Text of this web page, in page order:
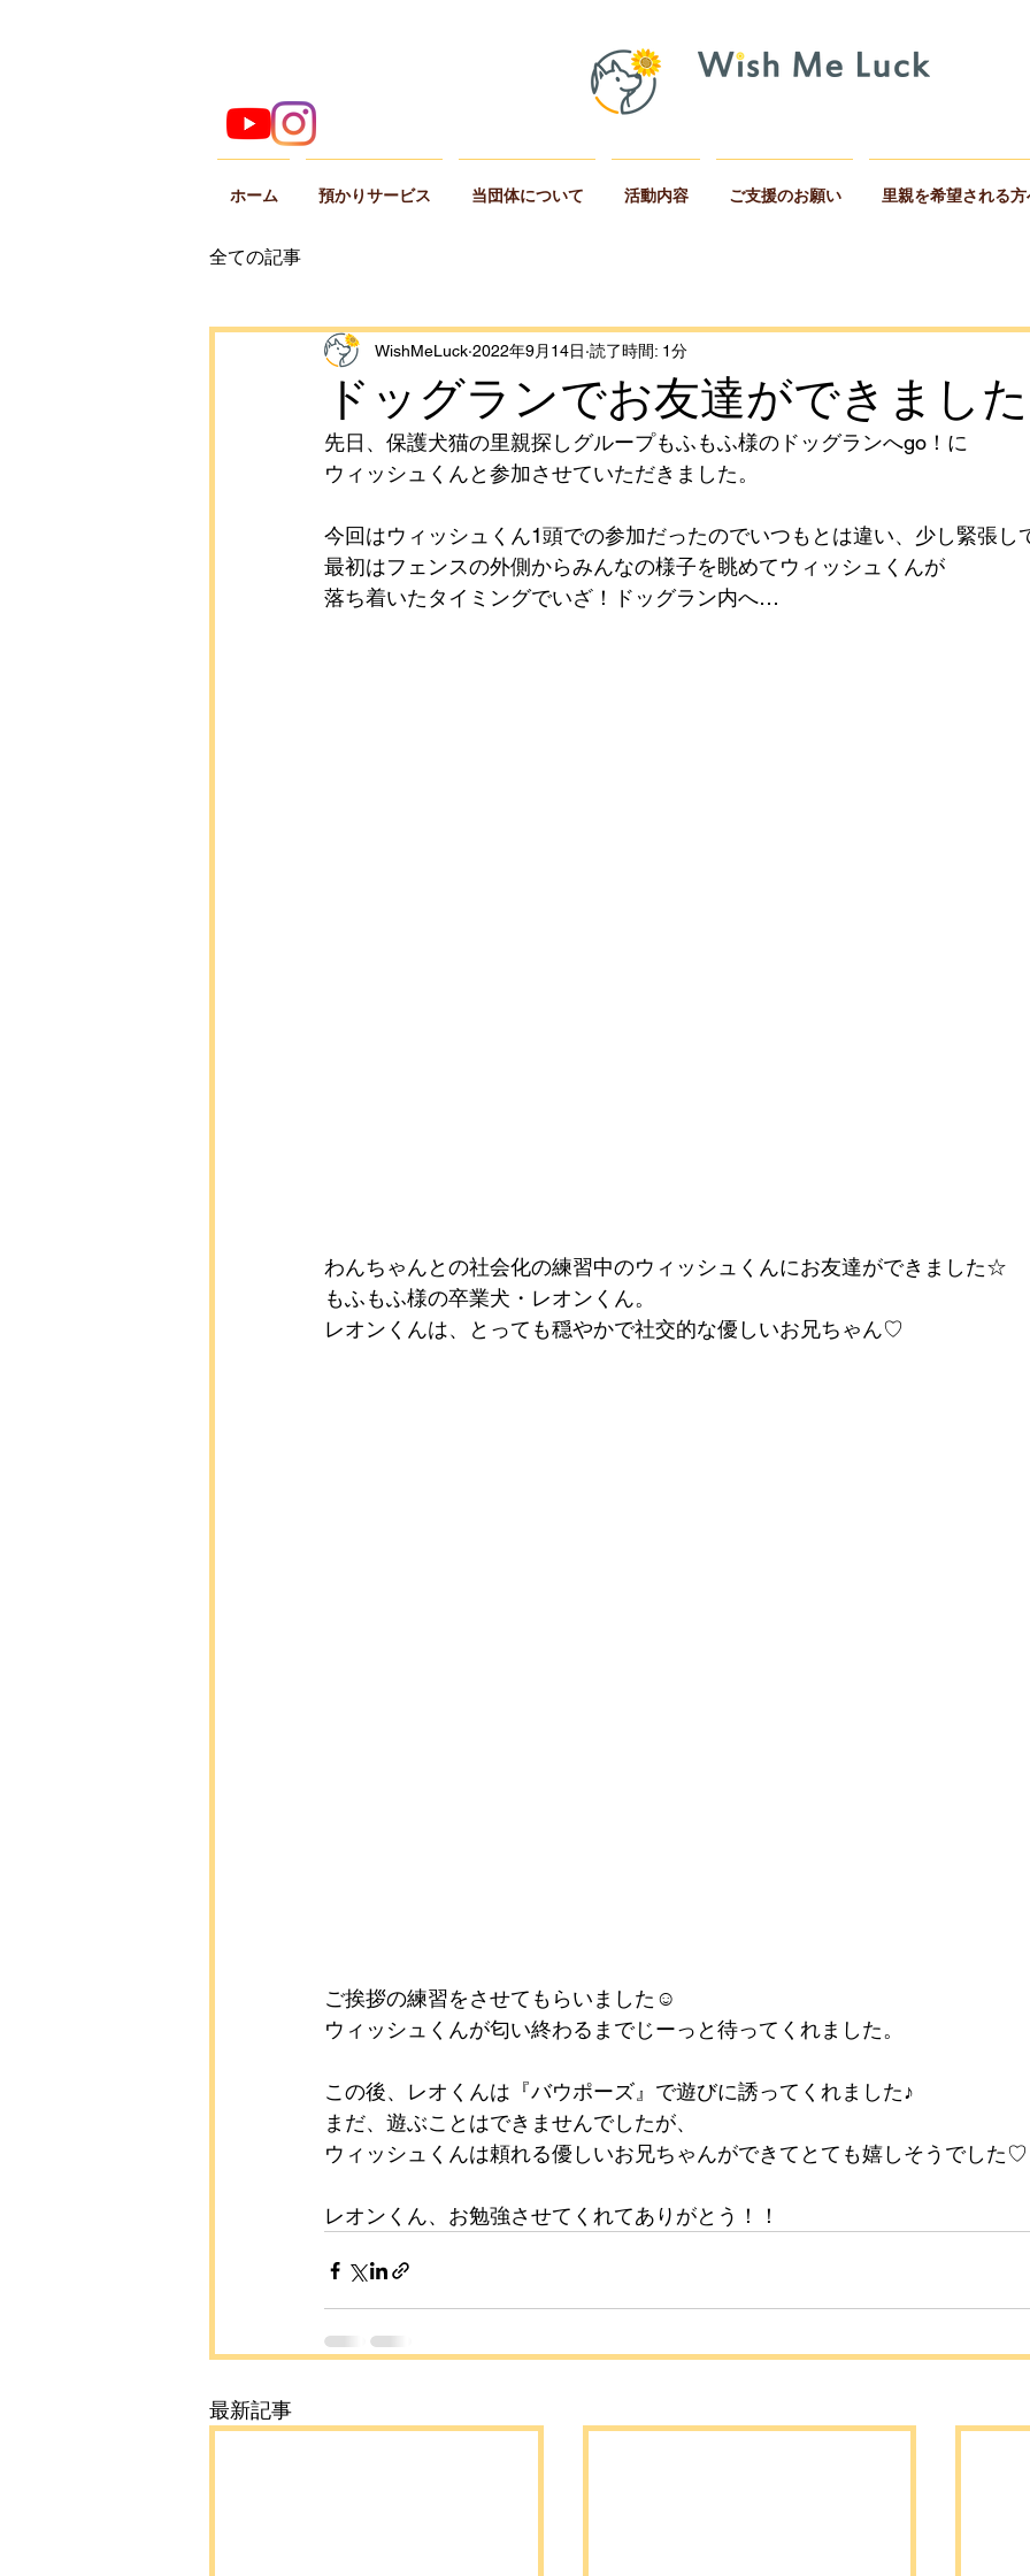
ホーム 預かりサービス 当団体について 活動内容 ご支援のお願い 里親を希望される方
全ての記事
ドッグランでお友達ができました
WishMeLuck 2022年9月14日 読了時間: 1分
先日、保護犬猫の里親探しグループもふもふ様のドッグランへgo！に
ウィッシュくんと参加させていただきました。
今回はウィッシュくん1頭での参加だったのでいつもとは違い、少し緊張し
最初はフェンスの外側からみんなの様子を眺めてウィッシュくんが
落ち着いたタイミングでいざ！ドッグラン内へ…
わんちゃんとの社会化の練習中のウィッシュくんにお友達ができました☆
もふもふ様の卒業犬・レオンくん。
レオンくんは、とっても穏やかで社交的な優しいお兄ちゃん♡
ご挨拶の練習をさせてもらいました☺
ウィッシュくんが匂い終わるまでじーっと待ってくれました。
この後、レオくんは『バウポーズ』で遊びに誘ってくれました♪
まだ、遊ぶことはできませんでしたが、
ウィッシュくんは頼れる優しいお兄ちゃんができてとても嬉しそうでした♡
レオンくん、お勉強させてくれてありがとう！！
最新記事